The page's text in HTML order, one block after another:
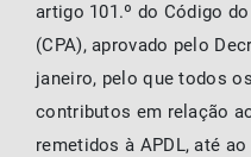
artigo 101.º do Código
(CPA), aprovado pelo
janeiro, pelo que todos
contributos em relação
remetidos à APDL, até